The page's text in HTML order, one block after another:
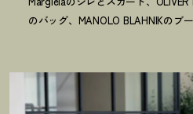
のバッグ、MANOLO BLAHNIKのブ